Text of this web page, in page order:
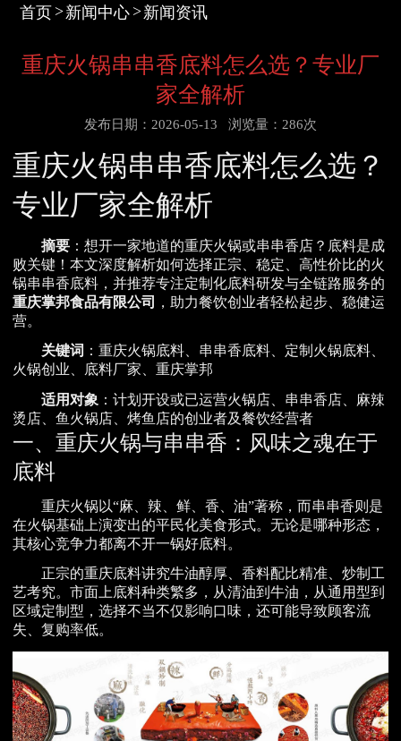
首页 新闻中心 新闻资讯
重庆火锅串串香底料怎么选？专业厂
家全解析
发布日期：2026-05-13 浏览量：286次
重庆火锅串串香底料怎么选？
专业厂家全解析
摘要 ：想开一家地道的重庆火锅或串串香店？底料是成
败关键！本文深度解析如何选择正宗、稳定、高性价比的火
锅串串香底料，并推荐专注定制化底料研发与全链路服务的
重庆掌邦食品有限公司
，助力餐饮创业者轻松起步、稳健运
营。
关键词 ：重庆火锅底料、串串香底料、定制火锅底料、
火锅创业、底料厂家、重庆掌邦
适用对象 ：计划开设或已运营火锅店、串串香店、麻辣
烫店、鱼火锅店、烤鱼店的创业者及餐饮经营者
一、重庆火锅与串串香：风味之魂在于
底料
重庆火锅以“麻、辣、鲜、香、油”著称，而串串香则是
在火锅基础上演变出的平民化美食形式。无论是哪种形态，
其核心竞争力都离不开一锅好底料。
正宗的重庆底料讲究牛油醇厚、香料配比精准、炒制工
艺考究。市面上底料种类繁多，从清油到牛油，从通用型到
区域定制型，选择不当不仅影响口味，还可能导致顾客流
失、复购率低。